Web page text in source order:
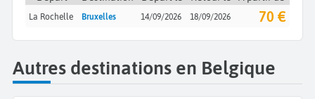
La Rochelle Bruxelles 14/09/2026 18/09/2026 70 €
Autres destinations en Belgique